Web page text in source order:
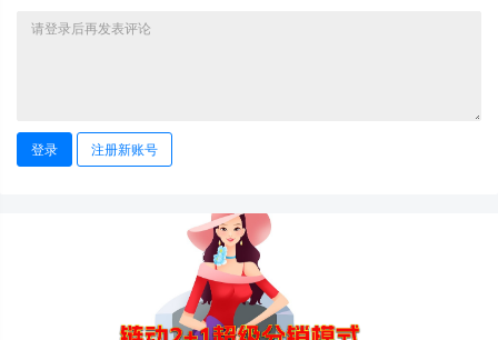
登录 注册新账号